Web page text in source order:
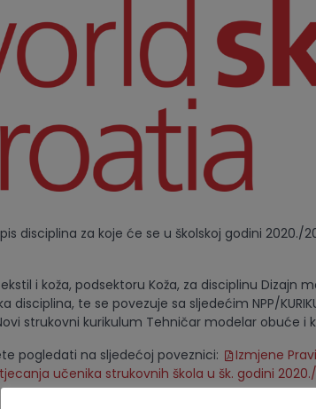
disciplina za koje će se u školskoj godini 2020./
i koža, podsektoru Koža, za disciplinu Dizajn
disciplina, te se povezuje sa sljedećim NPP/
strukovni kurikulum Tehničar modelar obuće i
pogledati na sljedećoj poveznici:
Izmjene
učenika strukovnih škola u šk. godini 2020./